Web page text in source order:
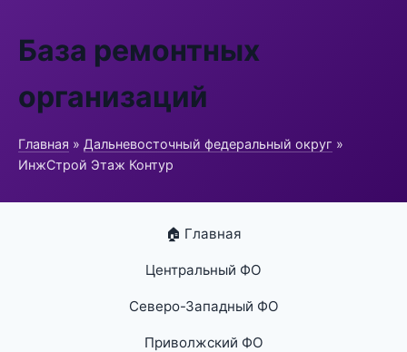
База ремонтных
организаций
Главная » Дальневосточный федеральный округ »
ИнжСтрой Этаж Контур
🏠 Главная
Центральный ФО
Северо-Западный ФО
Приволжский ФО